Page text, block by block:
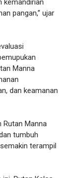
kemandirian
pangan,” ujar
Manna
dan keamanan
Rutan Manna
tumbuh
terampil